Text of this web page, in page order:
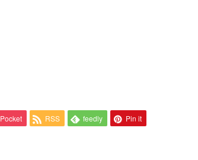
Pocket RSS feedly Pin it